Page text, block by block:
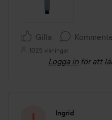
Gilla
1025 visningar
Logga in för att
Ingrid